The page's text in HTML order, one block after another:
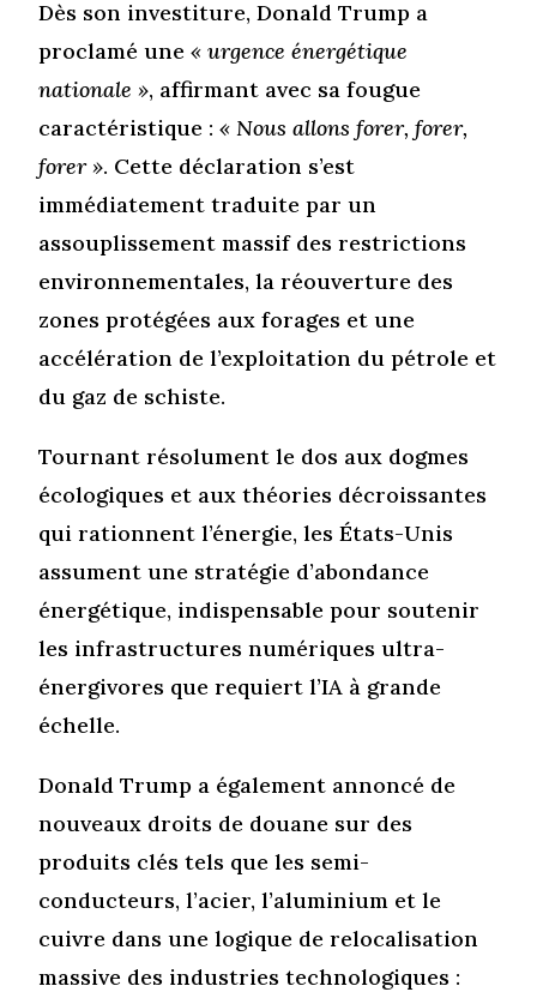
Dès son investiture, Donald Trump a
proclamé une« urgence énergétique
nationale », affirmant avec sa fougue
caractéristique :« Nous allons forer, forer,
forer ». Cette déclaration s’est
immédiatement traduite par un
assouplissement massif des restrictions
environnementales, la réouverture des
zones protégées aux forages et une
accélération de l’exploitation du pétrole et
du gaz de schiste.
Tournant résolument le dos aux dogmes
écologiques et aux théories décroissantes
qui rationnent l’énergie, les États-Unis
assument une stratégie d’abondance
énergétique, indispensable pour soutenir
les infrastructures numériques ultra-
énergivores que requiert l’IA à grande
échelle.
Donald Trump a également annoncé de
nouveaux droits de douane sur des
produits clés tels que les semi-
conducteurs, l’acier, l’aluminium et le
cuivre dans une logique de relocalisation
massive des industries technologiques :